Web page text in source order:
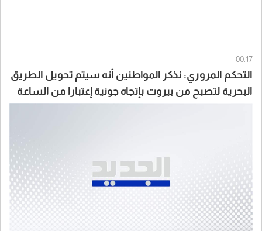
00:17
التحكم المروري: نذكر المواطنين أنه سيتم تحويل الطريق
البحرية لتصبح من بيروت بإتجاه جونية إعتبارا من الساعة